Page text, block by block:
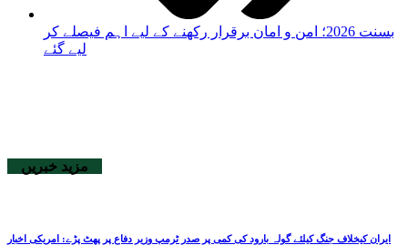
بسنت 2026؛ امن و امان برقرار رکھنے کے لیے اہم فیصلے کر
لیے گئے
مزید خبریں
ایران کیخلاف جنگ کیلئے گولہ بارود کی کمی پر صدر ٹرمپ وزیر دفاع پر پھٹ پڑے: امریکی اخبار